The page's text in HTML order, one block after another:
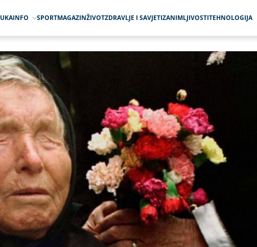
INFO SPORTMAGAZINŽIVOTZDRAVLJE I SAVJETIZANIMLJIVOSTITEHNOLOGIJA